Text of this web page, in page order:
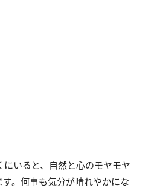
いると、自然と心のモヤモヤ
。何事も気分が晴れやかにな